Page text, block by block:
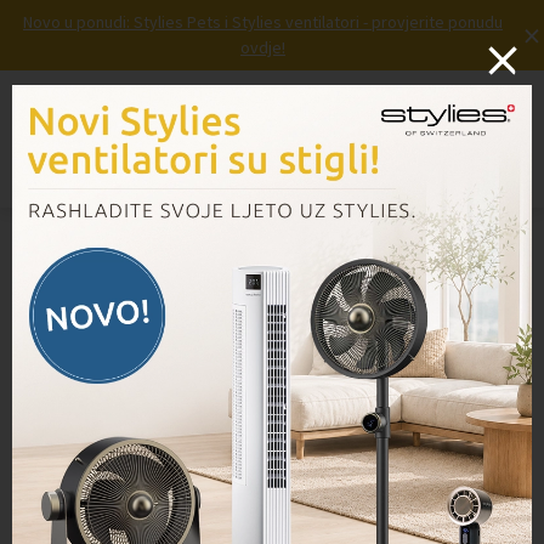
Novo u ponudi: Stylies Pets i Stylies ventilatori - provjerite ponudu
ovdje!
×
Prijava Košarica
Domov
/ Proizvodi / Zamjenski filc PL 515